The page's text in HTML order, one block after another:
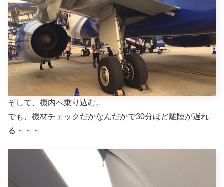
そして、機内へ乗り込む。
でも、機材チェックだかなんだかで30分ほど離陸が遅れ
る・・・